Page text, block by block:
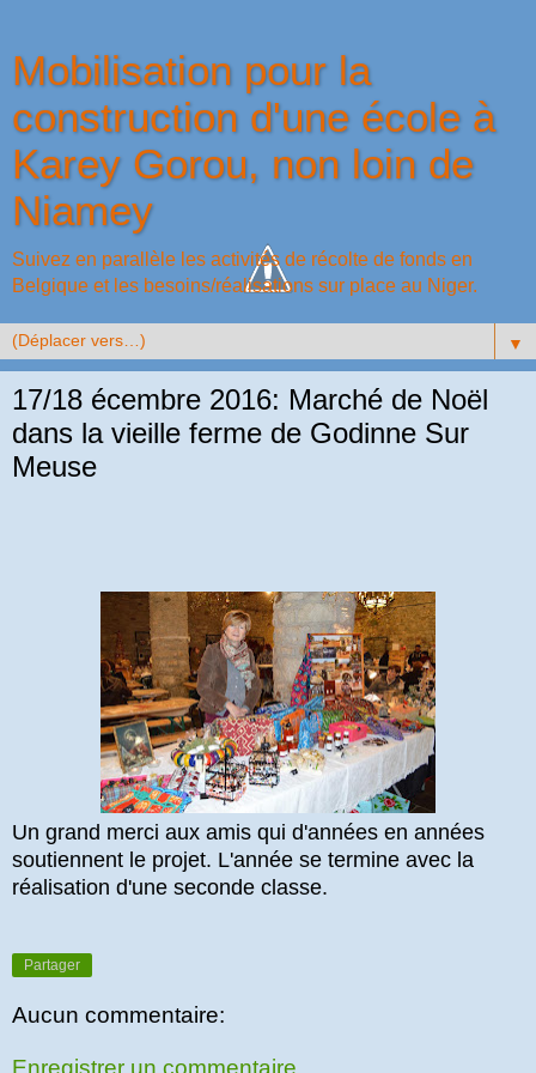
Mobilisation pour la
construction d'une école à
Karey Gorou, non loin de
Niamey
Suivez en parallèle les activités de récolte de fonds en
Belgique et les besoins/réalisations sur place au Niger.
▼
17/18 écembre 2016: Marché de Noël
dans la vieille ferme de Godinne Sur
Meuse
Un grand merci aux amis qui d'années en années
soutiennent le projet. L'année se termine avec la
réalisation d'une seconde classe.
Partager
Aucun commentaire:
Enregistrer un commentaire